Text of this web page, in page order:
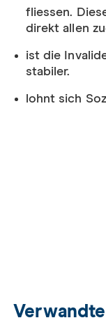
fliessen.
direkt allen
ist die
stabiler.
lohnt sich